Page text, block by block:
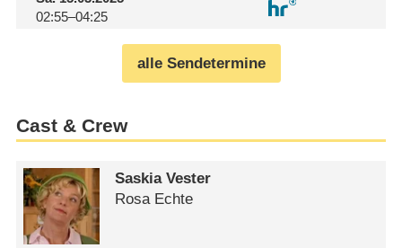
02:55–04:25
alle Sendetermine
Cast & Crew
Saskia Vester
Rosa Echte